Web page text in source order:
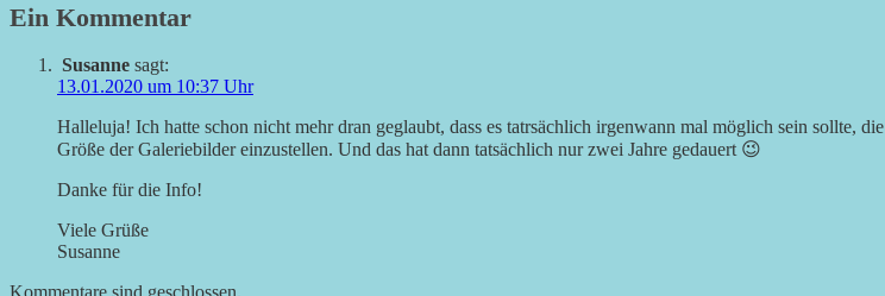
Ein Kommentar
Susanne sagt:
13.01.2020 um 10:37 Uhr
Halleluja! Ich hatte schon nicht mehr dran geglaubt, dass es tatrsächlich irgenwann mal möglich sein sollte, die
Größe der Galeriebilder einzustellen. Und das hat dann tatsächlich nur zwei Jahre gedauert 😉
Danke für die Info!
Viele Grüße
Susanne